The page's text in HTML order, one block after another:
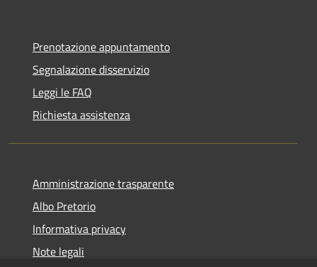
Prenotazione appuntamento
Segnalazione disservizio
Leggi le FAQ
Richiesta assistenza
Amministrazione trasparente
Albo Pretorio
Informativa privacy
Note legali